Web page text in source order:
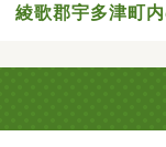
綾歌郡宇多津町